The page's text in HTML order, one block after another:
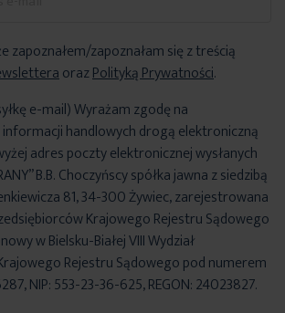
zapoznałem/zapoznałam się z treścią
orazPolityką Prywatności.
e-mail) Wyrażam zgodę na
handlowych drogą elektroniczną
adres poczty elektronicznej wysłanych
B.B. Choczyńscy spółka jawna z siedzibą
81, 34-300 Żywiec, zarejestrowana
Krajowego Rejestru Sądowego
w Bielsku-Białej VIII Wydział
Rejestru Sądowego pod numerem
NIP: 553-23-36-625, REGON: 24023827.